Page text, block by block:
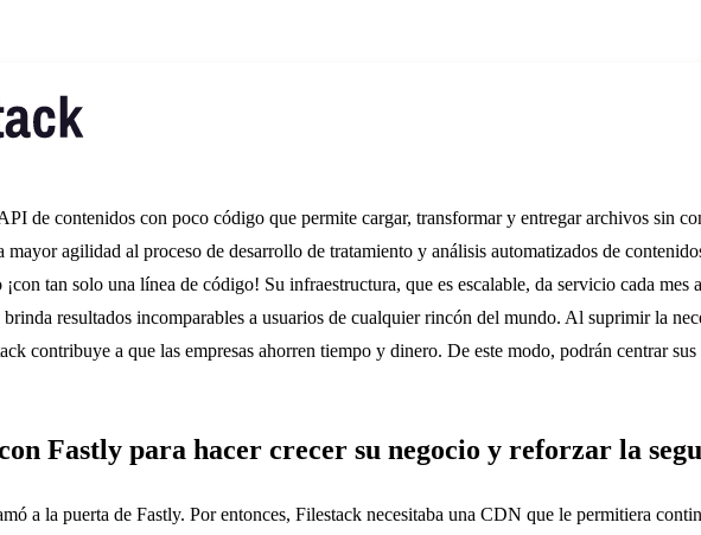
de contenidos con poco código que permite cargar, transformar y entregar archivos sin
mayor agilidad al proceso de desarrollo de tratamiento y análisis automatizados de
tan solo una línea de código! Su infraestructura, que es escalable, da servicio cada mes
resultados incomparables a usuarios de cualquier rincón del mundo. Al suprimir la
contribuye a que las empresas ahorren tiempo y dinero. De este modo, podrán centrar
Fastly para hacer crecer su negocio y reforzar la
a la puerta de Fastly. Por entonces, Filestack necesitaba una CDN que le permitiera